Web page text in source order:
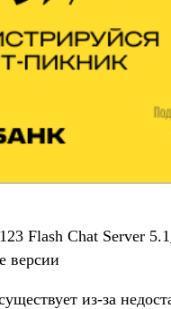
Flash Chat Server
версии
из-за